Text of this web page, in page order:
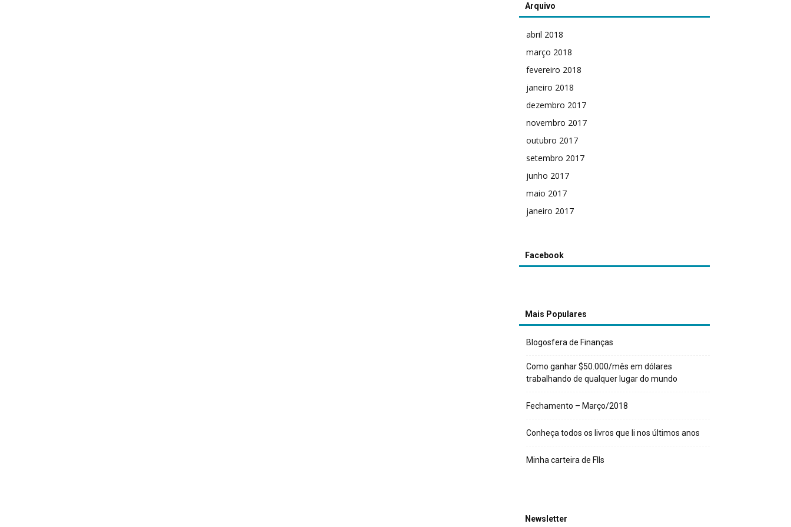
Arquivo
abril 2018
março 2018
fevereiro 2018
janeiro 2018
dezembro 2017
novembro 2017
outubro 2017
setembro 2017
junho 2017
maio 2017
janeiro 2017
Facebook
Mais Populares
Blogosfera de Finanças
Como ganhar $50.000/mês em dólares
trabalhando de qualquer lugar do mundo
Fechamento – Março/2018
Conheça todos os livros que li nos últimos anos
Minha carteira de FIIs
Newsletter